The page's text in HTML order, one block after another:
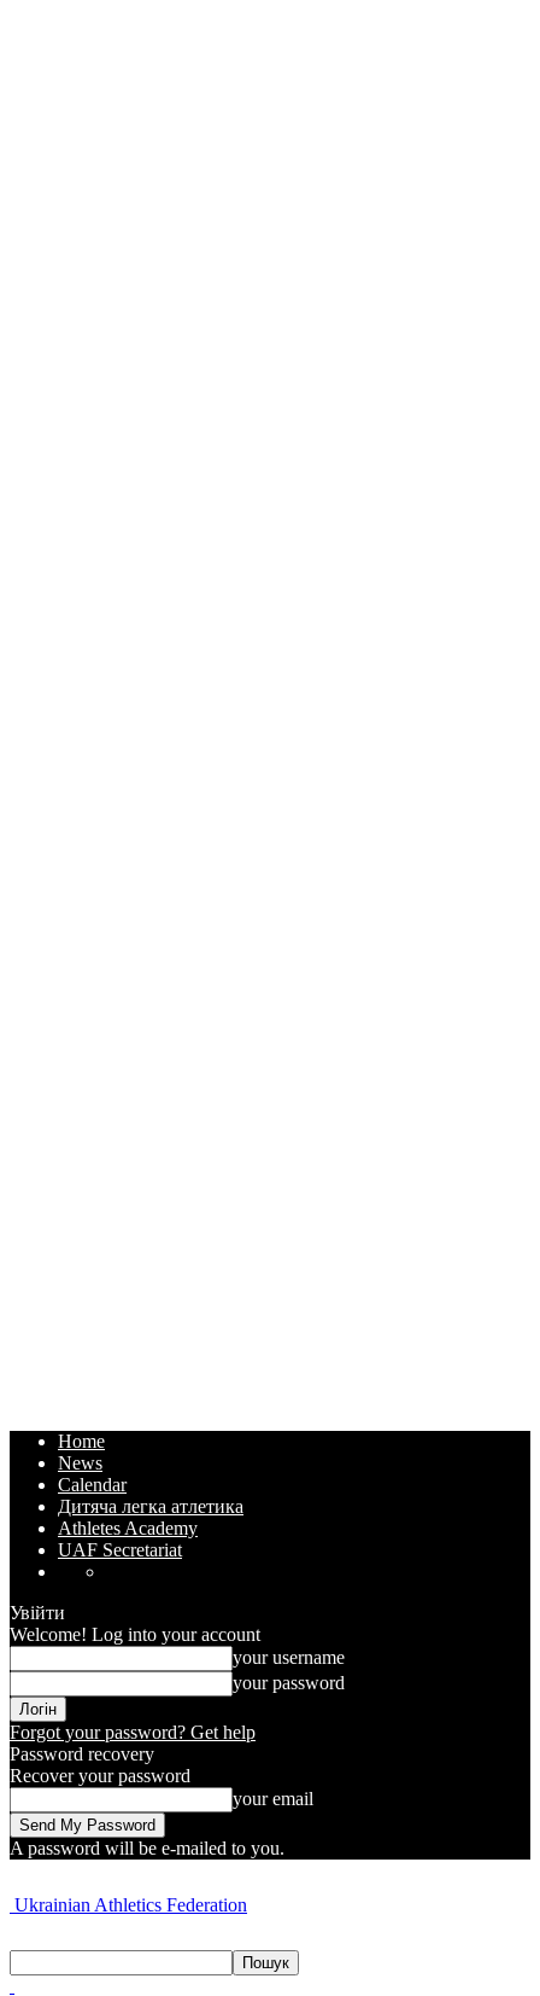
Home
News
Calendar
Дитяча легка атлетика
Athletes Academy
UAF Secretariat
Увійти
Welcome! Log into your account
your username
your password
Forgot your password? Get help
Password recovery
Recover your password
your email
A password will be e-mailed to you.
Ukrainian Athletics Federation